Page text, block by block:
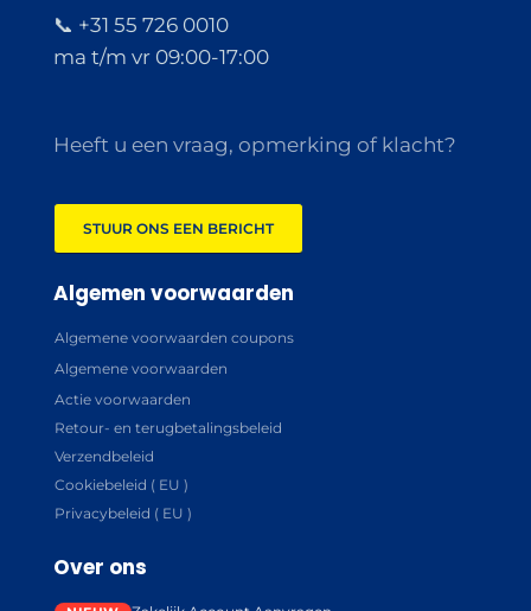
📞 +31 55 726 0010
ma t/m vr 09:00-17:00
Heeft u een vraag, opmerking of klacht?
STUUR ONS EEN BERICHT
Algemen voorwaarden
Algemene voorwaarden coupons
Algemene voorwaarden
Actie voorwaarden
Retour- en terugbetalingsbeleid
Verzendbeleid
Cookiebeleid ( EU )
Privacybeleid ( EU )
Over ons